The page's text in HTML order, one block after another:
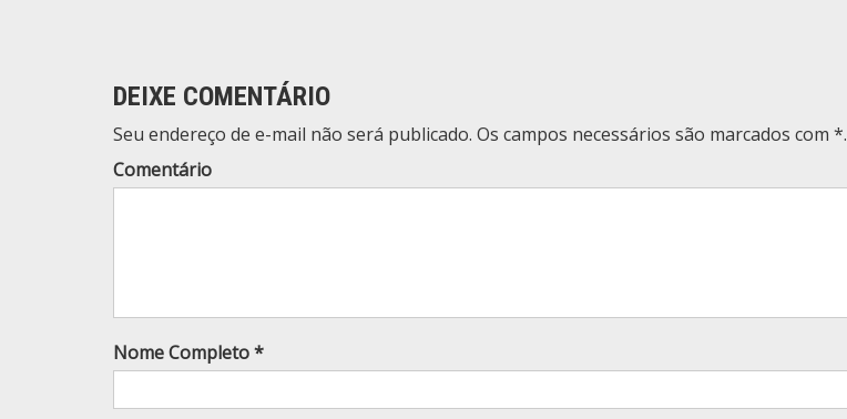
DEIXE COMENTÁRIO
Seu endereço de e-mail não será publicado. Os campos necessários são marcados com *.
Comentário
Nome Completo *